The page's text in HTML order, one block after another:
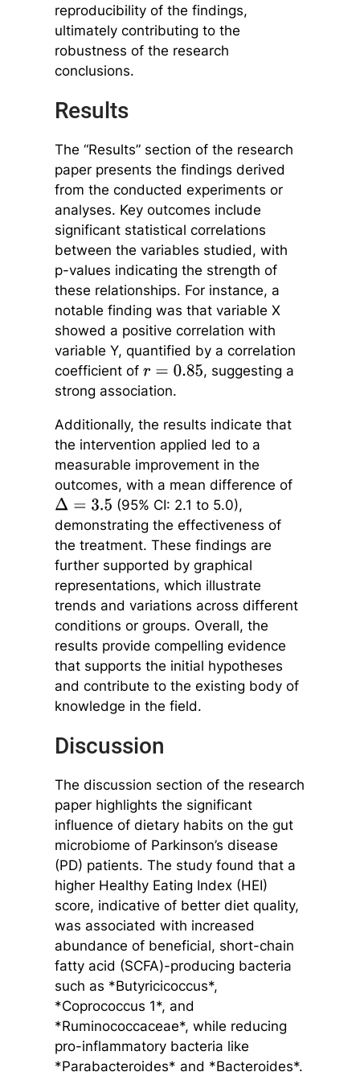
reproducibility of the findings,
ultimately contributing to the
robustness of the research
conclusions.
Results
The “Results” section of the research
paper presents the findings derived
from the conducted experiments or
analyses. Key outcomes include
significant statistical correlations
between the variables studied, with
p-values indicating the strength of
these relationships. For instance, a
notable finding was that variable X
showed a positive correlation with
variable Y, quantified by a correlation
coefficient of r=0.85
, suggesting a
strong association.
Additionally, the results indicate that
the intervention applied led to a
measurable improvement in the
outcomes, with a mean difference of
Δ= 3.5
(95% CI: 2.1 to 5.0),
demonstrating the effectiveness of
the treatment. These findings are
further supported by graphical
representations, which illustrate
trends and variations across different
conditions or groups. Overall, the
results provide compelling evidence
that supports the initial hypotheses
and contribute to the existing body of
knowledge in the field.
Discussion
The discussion section of the research
paper highlights the significant
influence of dietary habits on the gut
microbiome of Parkinson’s disease
(PD) patients. The study found that a
higher Healthy Eating Index (HEI)
score, indicative of better diet quality,
was associated with increased
abundance of beneficial, short-chain
fatty acid (SCFA)-producing bacteria
such as *Butyricicoccus*,
*Coprococcus 1*, and
*Ruminococcaceae*, while reducing
pro-inflammatory bacteria like
*Parabacteroides* and *Bacteroides*.